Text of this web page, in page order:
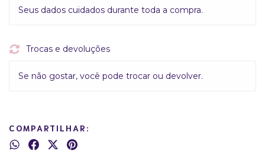
Seus dados cuidados durante toda a compra.
Trocas e devoluções
Se não gostar, você pode trocar ou devolver.
COMPARTILHAR: